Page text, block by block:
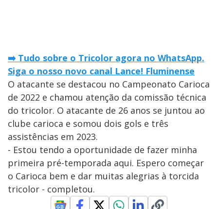
➡️ Tudo sobre o Tricolor agora no WhatsApp.
Siga o nosso novo canal Lance! Fluminense
O atacante se destacou no Campeonato Carioca
de 2022 e chamou atenção da comissão técnica
do tricolor. O atacante de 26 anos se juntou ao
clube carioca e somou dois gols e três
assistências em 2023.
- Estou tendo a oportunidade de fazer minha
primeira pré-temporada aqui. Espero começar
o Carioca bem e dar muitas alegrias à torcida
tricolor - completou.